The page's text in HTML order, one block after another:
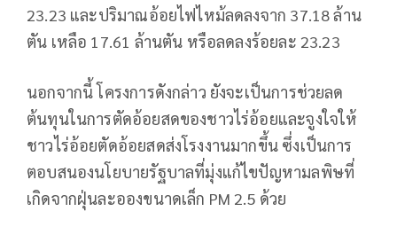
23.23 และปริมาณอ้อยไฟไหม้ลดลงจาก 37.18 ล้าน
ตัน เหลือ 17.61 ล้านตัน หรือลดลงร้อยละ 23.23
นอกจากนี้ โครงการดังกล่าว ยังจะเป็นการช่วยลด
ต้นทุนในการตัดอ้อยสดของชาวไร่อ้อยและจูงใจให้
ชาวไร่อ้อยตัดอ้อยสดส่งโรงงานมากขึ้น ซึ่งเป็นการ
ตอบสนองนโยบายรัฐบาลที่มุ่งแก้ไขปัญหามลพิษที่
เกิดจากฝุ่นละอองขนาดเล็ก PM 2.5 ด้วย